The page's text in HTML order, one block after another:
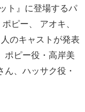
ト』に登場するパ
ピー、 アオキ、
のキャストが発表
ポピー役・高岸美
、ハッサク役・